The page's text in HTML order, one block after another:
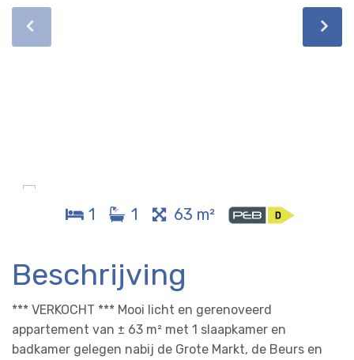
1 1 63 m²
Beschrijving
*** VERKOCHT *** Mooi licht en gerenoveerd
appartement van ± 63 m² met 1 slaapkamer en
badkamer gelegen nabij de Grote Markt, de Beurs en